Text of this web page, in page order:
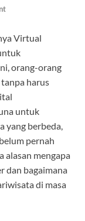
Virtual
orang-orang
harus
untuk
yang berbeda,
pernah
alasan mengapa
dan bagaimana
di masa